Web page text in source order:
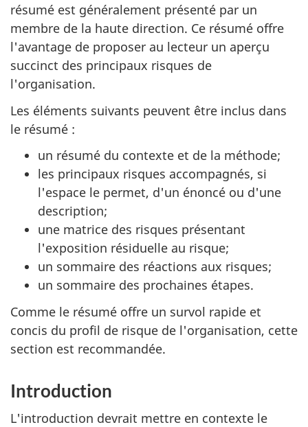
résumé est généralement présenté par un
membre de la haute direction. Ce résumé offre
l'avantage de proposer au lecteur un aperçu
succinct des principaux risques de
l'organisation.
Les éléments suivants peuvent être inclus dans
le résumé :
un résumé du contexte et de la méthode;
les principaux risques accompagnés, si
l'espace le permet, d'un énoncé ou d'une
description;
une matrice des risques présentant
l'exposition résiduelle au risque;
un sommaire des réactions aux risques;
un sommaire des prochaines étapes.
Comme le résumé offre un survol rapide et
concis du profil de risque de l'organisation, cette
section est recommandée.
Introduction
L'introduction devrait mettre en contexte le